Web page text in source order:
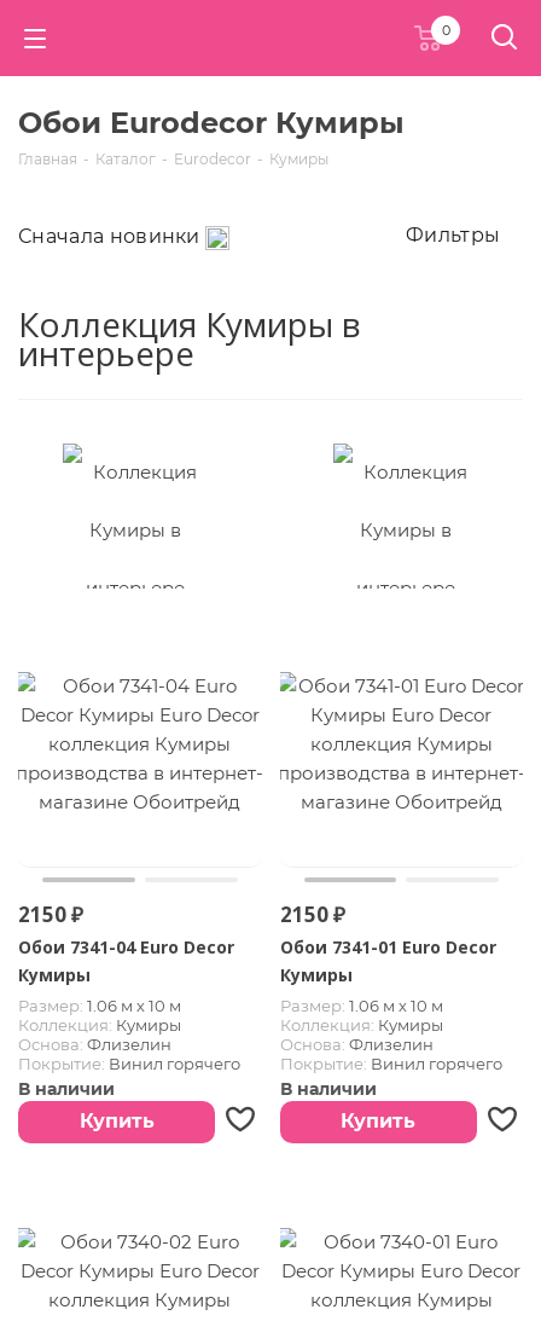
0
Обои Eurodecor Кумиры
Главная - Каталог - Eurodecor - Кумиры
Сначала новинки Фильтры
Коллекция Кумиры в
интерьере
2150 ₽
Обои 7341-04 Euro Decor
Кумиры
Размер: 1.06 м х 10 м
Коллекция: Кумиры
Основа: Флизелин
Покрытие: Винил горячего
тиснения
В наличии
Купить
2150 ₽
Обои 7341-01 Euro Decor
Кумиры
Размер: 1.06 м х 10 м
Коллекция: Кумиры
Основа: Флизелин
Покрытие: Винил горячего
тиснения
В наличии
Купить